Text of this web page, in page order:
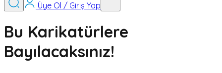
Üye Ol / Giriş Yap
Bu Karikatürlere
Bayılacaksınız!